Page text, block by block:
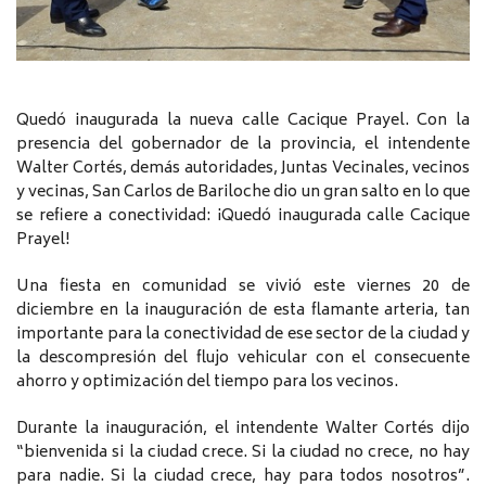
Quedó inaugurada la nueva calle Cacique Prayel. Con la
presencia del gobernador de la provincia, el intendente
Walter Cortés, demás autoridades, Juntas Vecinales, vecinos
y vecinas, San Carlos de Bariloche dio un gran salto en lo que
se refiere a conectividad: ¡Quedó inaugurada calle Cacique
Prayel!
Una fiesta en comunidad se vivió este viernes 20 de
diciembre en la inauguración de esta flamante arteria, tan
importante para la conectividad de ese sector de la ciudad y
la descompresión del flujo vehicular con el consecuente
ahorro y optimización del tiempo para los vecinos.
Durante la inauguración, el intendente Walter Cortés dijo
“bienvenida si la ciudad crece. Si la ciudad no crece, no hay
para nadie. Si la ciudad crece, hay para todos nosotros”.